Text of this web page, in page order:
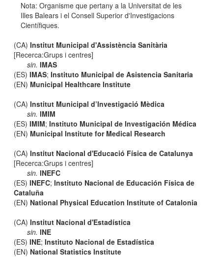
Nota: Organisme que pertany a la Universitat de les
Illes Balears i el Consell Superior d'Investigacions
Científiques.
(CA)Institut Municipal d'Assistència Sanitària
[Recerca:Grups i centres]
sin. IMAS
(ES)IMAS;Instituto Municipal de Asistencia Sanitaria
(EN) Municipal Healthcare Institute
(CA)Institut Municipal d’Investigació Mèdica
sin. IMIM
(ES)IMIM;Instituto Municipal de Investigación Médica
(EN) Municipal Institute for Medical Research
(CA)Institut Nacional d'Educació Física de Catalunya
[Recerca:Grups i centres]
sin. INEFC
(ES)INEFC;Instituto Nacional de Educación Física de
Cataluña
(EN) National Physical Education Institute of Catalonia
(CA)Institut Nacional d'Estadística
sin. INE
(ES)INE;Instituto Nacional de Estadística
(EN) National Statistics Institute